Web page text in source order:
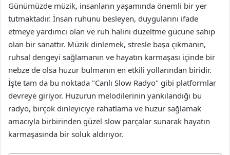
Günümüzde müzik, insanların yaşamında önemli bir yer
tutmaktadır. İnsan ruhunu besleyen, duygularını ifade
etmeye yardımcı olan ve ruh halini düzeltme gücüne sahip
olan bir sanattır. Müzik dinlemek, stresle başa çıkmanın,
ruhsal dengeyi sağlamanın ve hayatın karmaşası içinde bir
nebze de olsa huzur bulmanın en etkili yollarından biridir.
İşte tam da bu noktada "Canlı Slow Radyo" gibi platformlar
devreye giriyor. Huzurun melodilerinin yankılandığı bu
radyo, birçok dinleyiciye rahatlama ve huzur sağlamak
amacıyla birbirinden güzel slow parçalar sunarak hayatın
karmaşasında bir soluk aldırıyor.